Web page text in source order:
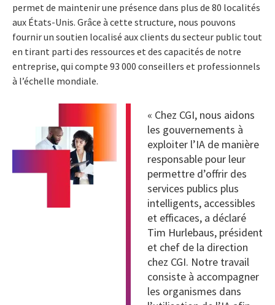
permet de maintenir une présence dans plus de 80 localités
aux États-Unis. Grâce à cette structure, nous pouvons
fournir un soutien localisé aux clients du secteur public tout
en tirant parti des ressources et des capacités de notre
entreprise, qui compte 93 000 conseillers et professionnels
à l’échelle mondiale.
« Chez CGI, nous aidons
les gouvernements à
exploiter l’IA de manière
responsable pour leur
permettre d’offrir des
services publics plus
intelligents, accessibles
et efficaces, a déclaré
Tim Hurlebaus, président
et chef de la direction
chez CGI. Notre travail
consiste à accompagner
les organismes dans